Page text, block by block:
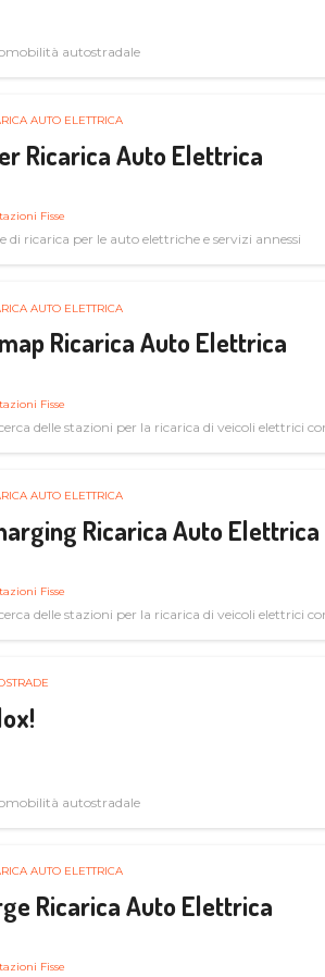
autostradale
AUTO ELETTRICA
Ricarica Auto Elettrica
Fisse
di ricarica per le auto elettriche e servizi annessi
AUTO ELETTRICA
Ricarica Auto Elettrica
Fisse
delle stazioni per la ricarica di veicoli elettrici
AUTO ELETTRICA
Ricarica Auto Elettrica
Fisse
delle stazioni per la ricarica di veicoli elettrici
autostradale
AUTO ELETTRICA
Ricarica Auto Elettrica
Fisse